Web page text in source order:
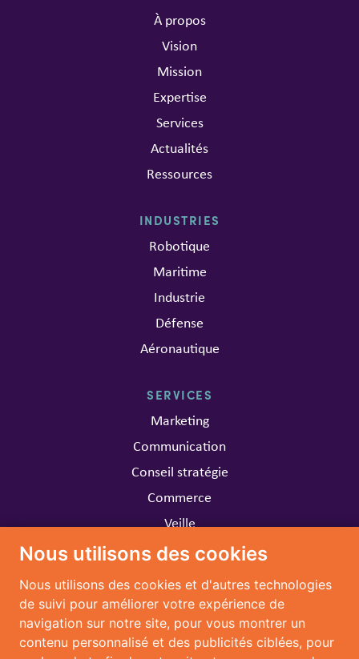
Nous utilisons des cookies
Nous utilisons des cookies et d'autres technologies
de suivi pour améliorer votre expérience de
navigation sur notre site, pour vous montrer un
contenu personnalisé et des publicités ciblées, pour
À propos
Vision
Mission
Expertise
Services
Actualités
Ressources
INDUSTRIES
Robotique
Maritime
Industrie
Défense
Aéronautique
SERVICES
Marketing
Communication
Conseil stratégie
Commerce
Veille
Travailler chez MARIA
CONTACT